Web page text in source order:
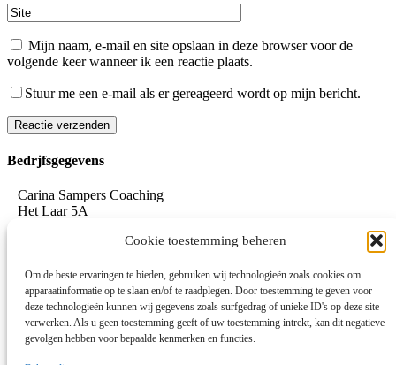
Cookie toestemming beheren
Om de beste ervaringen te bieden, gebruiken wij technologieën zoals cookies om
apparaatinformatie op te slaan en/of te raadplegen. Door toestemming te geven voor
deze technologieën kunnen wij gegevens zoals surfgedrag of unieke ID's op deze site
verwerken. Als u geen toestemming geeft of uw toestemming intrekt, kan dit negatieve
gevolgen hebben voor bepaalde kenmerken en functies.
Mijn naam, e-mail en site opslaan in deze browser voor de
volgende keer wanneer ik een reactie plaats.
Stuur me een e-mail als er gereageerd wordt op mijn bericht.
Reactie verzenden
Alternative:
Bedrjfsgegevens
Carina Sampers Coaching
Het Laar 5A
www.carinasampers.nl
BTW-id: NL001833928B47
KvK: 72690895